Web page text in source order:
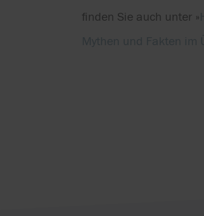
finden Sie auch unter »